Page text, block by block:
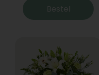
Bestel